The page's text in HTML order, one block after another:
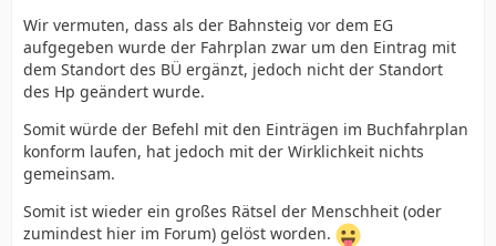
Wir vermuten, dass als der Bahnsteig vor dem EG
aufgegeben wurde der Fahrplan zwar um den Eintrag mit
dem Standort des BÜ ergänzt, jedoch nicht der Standort
des Hp geändert wurde.
Somit würde der Befehl mit den Einträgen im Buchfahrplan
konform laufen, hat jedoch mit der Wirklichkeit nichts
gemeinsam.
Somit ist wieder ein großes Rätsel der Menschheit (oder
zumindest hier im Forum) gelöst worden.